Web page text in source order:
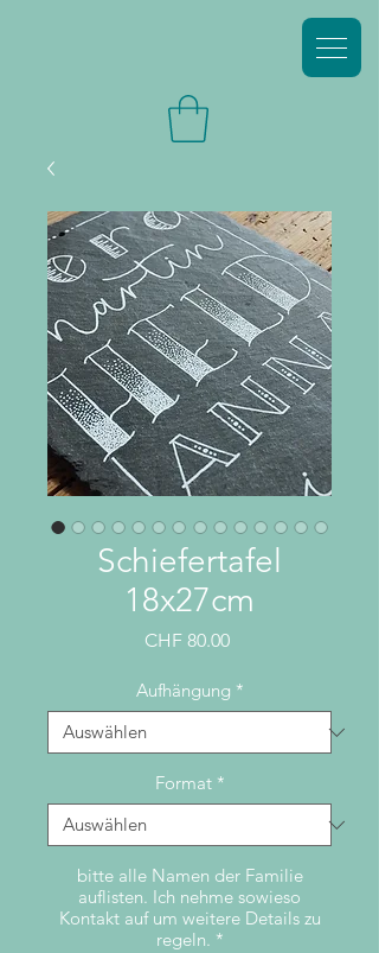
Schiefertafel
18x27cm
CHF 80.00Preis
Aufhängung *
Format *
bitte alle Namen der Familie
auflisten. Ich nehme sowieso
Kontakt auf um weitere Details zu
regeln. *